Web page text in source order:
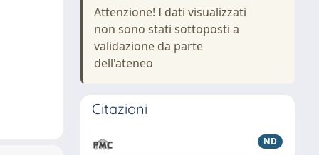
Attenzione! I dati visualizzati
non sono stati sottoposti a
validazione da parte
dell'ateneo
Citazioni
ND